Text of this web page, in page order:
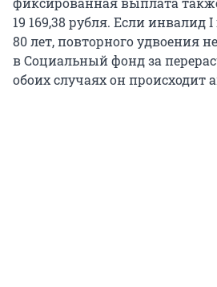
19 169,38 рубля. Если инвалид
80 лет, повторного удвоения
в Социальный фонд за
обоих случаях он происходит